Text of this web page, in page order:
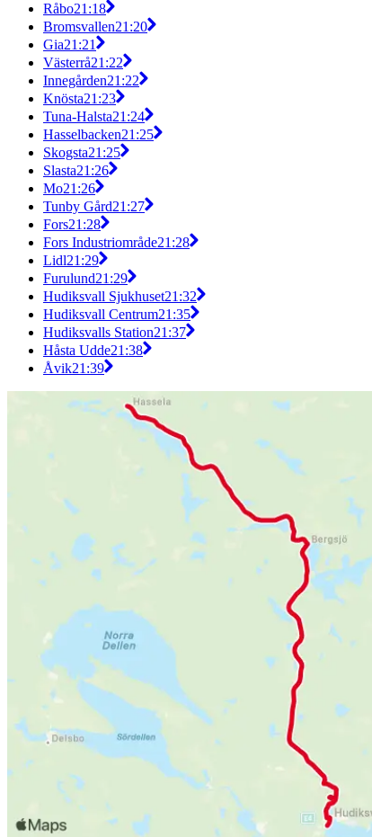
Råbo21:18
Bromsvallen21:20
Gia21:21
Västerrå21:22
Innegården21:22
Knösta21:23
Tuna-Halsta21:24
Hasselbacken21:25
Skogsta21:25
Slasta21:26
Mo21:26
Tunby Gård21:27
Fors21:28
Fors Industriområde21:28
Lidl21:29
Furulund21:29
Hudiksvall Sjukhuset21:32
Hudiksvall Centrum21:35
Hudiksvalls Station21:37
Håsta Udde21:38
Åvik21:39